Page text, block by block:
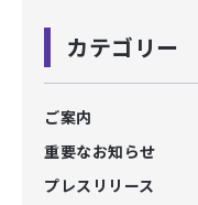
カテゴリー
ご案内
重要なお知らせ
プレスリリース